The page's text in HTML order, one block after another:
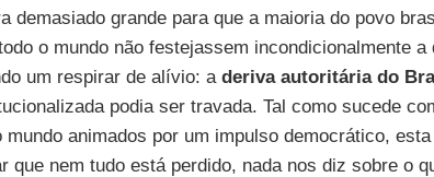
demasiado grande para que a maioria do povo
o mundo não festejassem incondicionalmente a
um respirar de alívio: a deriva autoritária do
podia ser travada. Tal como sucede
animados por um impulso democrático,
que nem tudo está perdido, nada nos diz sobre o